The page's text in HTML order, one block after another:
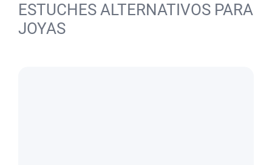
ESTUCHES ALTERNATIVOS PARA
JOYAS